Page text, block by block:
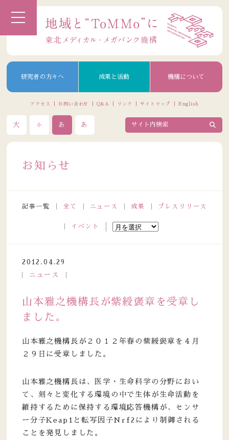
研究者の方々へ 成果と活動 機構について
アクセス お問い合わせ Q&A リンク サイトマップ English
大 小 あ あ
お知らせ
記事一覧 全て ニュース 成果 プレスリリース
イベント
2012.04.29
ニュース
山本雅之機構長が紫綬褒章を受章し
ました。
山本雅之機構長が２０１２年春の紫綬褒章を４月
２９日に受章しました。
山本雅之機構長は、医学・生命科学の分野におい
て、刻々と変化する環境の中で生体が生命活動を
維持するために保持する環境応答機構が、センサ
ー分子Keap1と転写因子Nrf2により制御される
ことを発見しました。